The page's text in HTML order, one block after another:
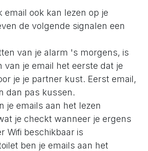
email ook kan lezen op je
de volgende signalen een
van je alarm 's morgens, is
van je email het eerste dat je
je je partner kust. Eerst email,
dan pas kussen.
je emails aan het lezen
je checkt wanneer je ergens
Wifi beschikbaar is
ben je emails aan het